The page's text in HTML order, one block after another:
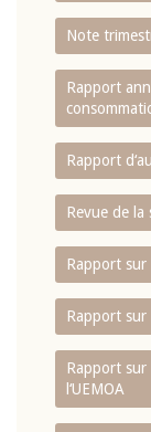
Note
Rapport
Rapport
Revue de la
Rapport sur
Rapport sur
Rapport sur
l‘UEMOA